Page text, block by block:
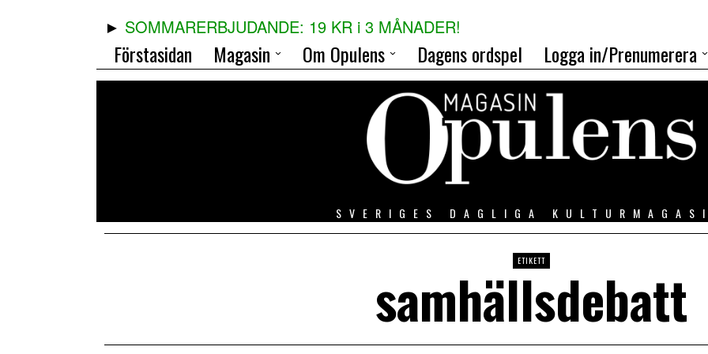
SOMMARERBJUDANDE: 19 KR i 3 MÅNADER!
Förstasidan Magasin Om Opulens Dagens ordspel Logga in/Prenumerera
SVERIGES DAGLIGA
ETIKETT
samhällsdebatt